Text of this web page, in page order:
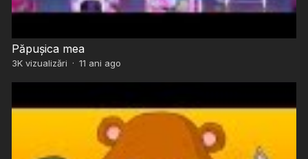
Păpușica mea
3Kvizualizări · 11 ani ago